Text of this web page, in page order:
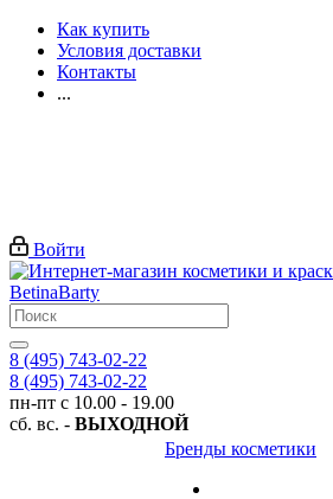
Как купить
Условия доставки
Контакты
...
Войти
8 (495) 743-02-22
8 (495) 743-02-22
пн-пт с 10.00 - 19.00
сб. вс. - ВЫХОДНОЙ
Бренды косметики